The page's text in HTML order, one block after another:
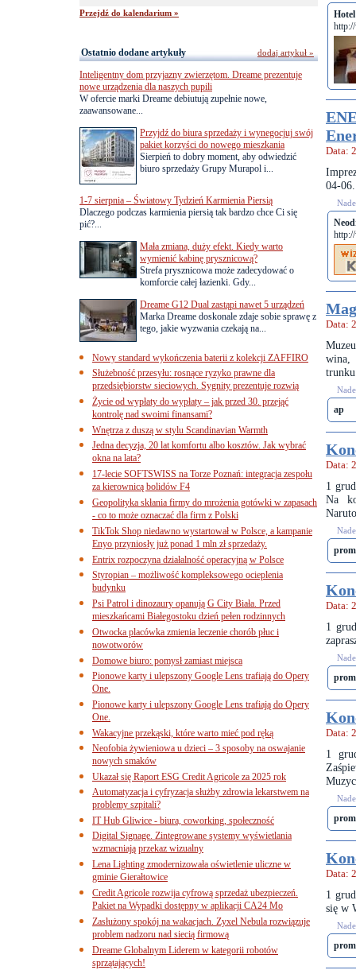
Data:
04-
Data:
wina,
ap
Data:
1
Na
Data:
1
Data:
1
Data:
1
się w
Przejdź do kalendarium »
Ostatnio dodane artykuły
Inteligentny dom przyjazny zwierzętom. Dreame prezentuje
nowe urządzenia dla naszych pupili
W ofercie marki Dreame debiutują zupełnie nowe,
zaawansowane...
Przyjdź do biura sprzedaży i wynegocjuj swój
pakiet korzyści do nowego mieszkania
Sierpień to dobry moment, aby odwiedzić
biuro sprzedaży Grupy Murapol i...
1-7 sierpnia – Światowy Tydzień Karmienia Piersią
Dlaczego podczas karmienia piersią tak bardzo chce Ci się
pić?...
Mała zmiana, duży efekt. Kiedy warto
wymienić kabinę prysznicową?
Strefa prysznicowa może zadecydować o
komforcie całej łazienki. Gdy...
Dreame G12 Dual zastąpi nawet 5 urządzeń
Marka Dreame doskonale zdaje sobie sprawę z
tego, jakie wyzwania czekają na...
Nowy standard wykończenia baterii z kolekcji ZAFFIRO
Służebność przesyłu: rosnące ryzyko prawne dla
przedsiębiorstw sieciowych. Sygnity prezentuje rozwią
Życie od wypłaty do wypłaty – jak przed 30. przejąć
kontrolę nad swoimi finansami?
Wnętrza z duszą w stylu Scandinavian Warmth
Jedna decyzja, 20 lat komfortu albo kosztów. Jak wybrać
okna na lata?
17-lecie SOFTSWISS na Torze Poznań: integracja zespołu
za kierownicą bolidów F4
Geopolityka skłania firmy do mrożenia gotówki w zapasach
- co to może oznaczać dla firm z Polski
TikTok Shop niedawno wystartował w Polsce, a kampanie
Enyo przyniosły już ponad 1 mln zł sprzedaży.
Entrix rozpoczyna działalność operacyjną w Polsce
Styropian – możliwość kompleksowego ocieplenia
budynku
Psi Patrol i dinozaury opanują G City Biała. Przed
mieszkańcami Białegostoku dzień pełen rodzinnych
Otwocka placówka zmienia leczenie chorób płuc i
nowotworów
Domowe biuro: pomysł zamiast miejsca
Pionowe karty i ulepszony Google Lens trafiają do Opery
One.
Pionowe karty i ulepszony Google Lens trafiają do Opery
One.
Wakacyjne przekąski, które warto mieć pod ręką
Neofobia żywieniowa u dzieci – 3 sposoby na oswajanie
nowych smaków
Ukazał się Raport ESG Credit Agricole za 2025 rok
Automatyzacja i cyfryzacja służby zdrowia lekarstwem na
problemy szpitali?
IT Hub Gliwice - biura, coworking, społeczność
Digital Signage. Zintegrowane systemy wyświetlania
wzmacniają przekaz wizualny
Lena Lighting zmodernizowała oświetlenie uliczne w
gminie Gierałtowice
Credit Agricole rozwija cyfrową sprzedaż ubezpieczeń.
Pakiet na Wypadki dostępny w aplikacji CA24 Mo
Zasłużony spokój na wakacjach. Zyxel Nebula rozwiązuje
problem nadzoru nad siecią firmową
Dreame Globalnym Liderem w kategorii robotów
sprzątających!
dodaj artykuł »